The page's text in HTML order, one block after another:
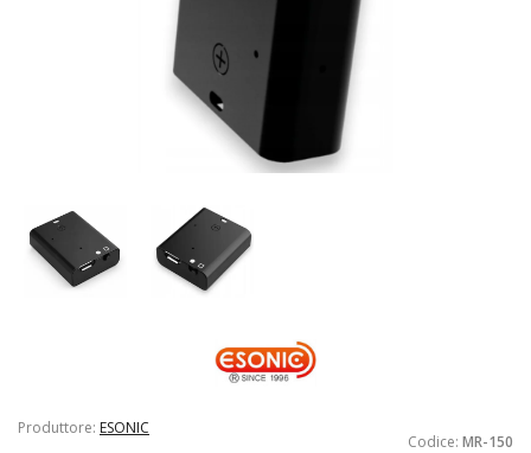
Produttore: ESONIC
Codice: MR-150